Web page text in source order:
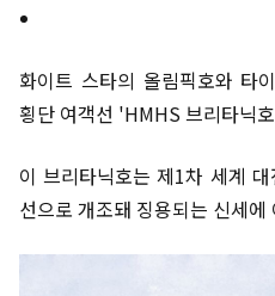
화이트 스타의 올림픽호와 타
횡단 여객선 'HMHS 브리타닉
이 브리타닉호는 제1차 세계
선으로 개조돼 징용되는 신세에